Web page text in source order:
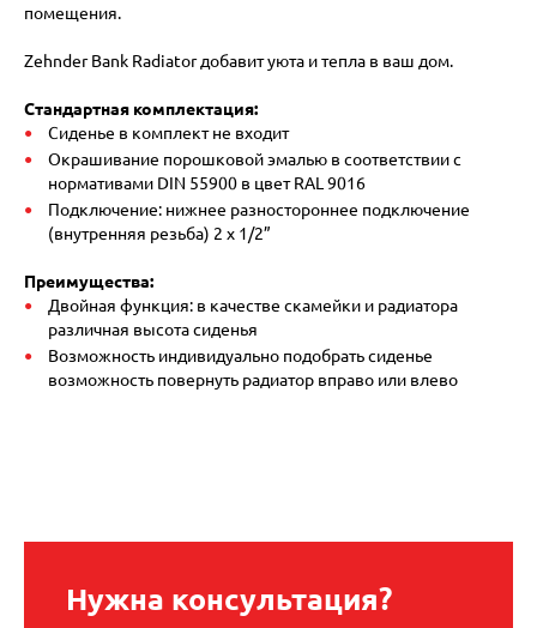
помещения.
Zehnder Bank Radiator добавит уюта и тепла в ваш дом.
Стандартная комплектация:
Сиденье в комплект не входит
Окрашивание порошковой эмалью в соответствии с
нормативами DIN 55900 в цвет RAL 9016
Подключение: нижнее разностороннее подключение
(внутренняя резьба) 2 х 1/2”
Преимущества:
Двойная функция: в качестве скамейки и радиатора
различная высота сиденья
Возможность индивидуально подобрать сиденье
возможность повернуть радиатор вправо или влево
Нужна консультация?